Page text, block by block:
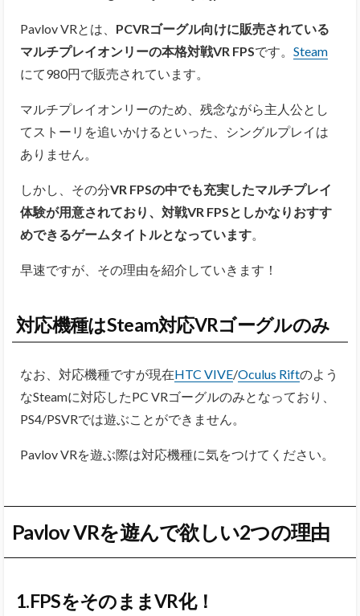
Pavlov VRとは、 PCVRゴーグル向けに販売されている
マルチプレイオンリーの本格対戦VR FPSです。 Steam
にて980円で販売されています。
マルチプレイオンリーのため、残念ながら主人公とし
てストーリを追いかけるといった、シングルプレイは
ありません。
しかし、その分VR FPSの中でも充実したマルチプレイ
体験が用意されており、対戦VR FPSとしかなりおすす
めできるゲームタイトルとなっています。
早速ですが、その理由を紹介していきます！
対応機種はSteam対応VRゴーグルのみ
なお、対応機種ですが現在HTC VIVE/Oculus Riftのよう
なSteamに対応したPC VRゴーグルのみとなっており、
PS4/PSVRでは遊ぶことができません。
Pavlov VRを遊ぶ際は対応機種に気をつけてください。
Pavlov VRを遊んで欲しい2つの理由
1.FPSをそのままVR化！